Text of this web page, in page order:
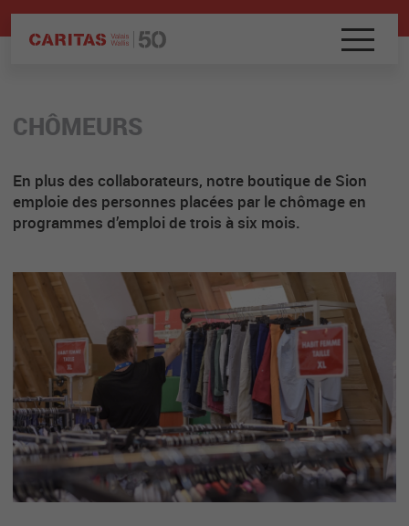
CHÔMEURS
En plus des collaborateurs, notre boutique de Sion
emploie des personnes placées par le chômage en
programmes d’emploi de trois à six mois.